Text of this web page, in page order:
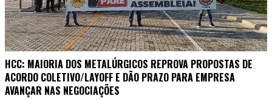
HCC: MAIORIA DOS METALÚRGICOS REPROVA PROPOSTAS DE
ACORDO COLETIVO/LAYOFF E DÃO PRAZO PARA EMPRESA
AVANÇAR NAS NEGOCIAÇÕES